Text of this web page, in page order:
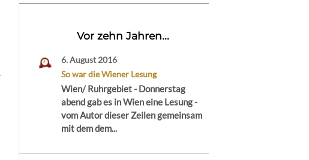
Vor zehn Jahren...
6. August 2016
So war die Wiener Lesung
Wien/ Ruhrgebiet - Donnerstag
abend gab es in Wien eine Lesung -
vom Autor dieser Zeilen gemeinsam
mit dem dem...